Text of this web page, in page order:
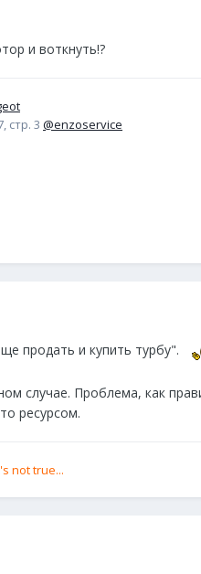
и воткнуть!?
стр. 3 @enzoservice
продать и купить турбу".
случае. Проблема, как
ресурсом.
not true...